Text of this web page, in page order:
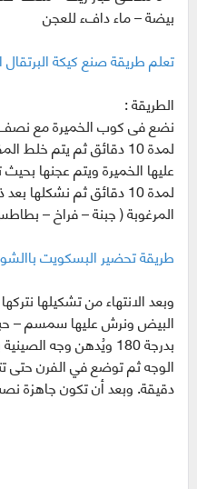
بيضة – ماء دافء للعجن
تعلم طريقة صنع كيكة
الطريقة :
نضع فى كوب الخميرة مع نصف
لمدة 10 دقائق ثم يتم
عليها الخميرة ويتم عجنها
لمدة 10 دقائق ثم
المرغوبة ( جبنة – فراخ –
طريقة تحضير البسكويت
وبعد الانتهاء من تشكيلها
البيض ونرش عليها سمسم –
بدرجة 180 ويُدهن وجه
دقيقة. وبعد أن تكون جاهزة